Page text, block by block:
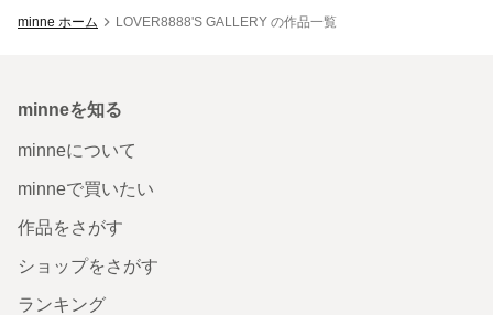
minne ホーム LOVER8888'S GALLERY の作品一覧
minneを知る
minneについて
minneで買いたい
作品をさがす
ショップをさがす
ランキング